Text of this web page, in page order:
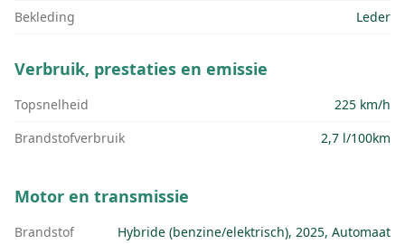
Bekleding
Leder
Verbruik, prestaties en emissie
Topsnelheid
225 km/h
Brandstofverbruik
2,7 l/100km
Motor en transmissie
Brandstof
Hybride (benzine/elektrisch), 2025, Automaat